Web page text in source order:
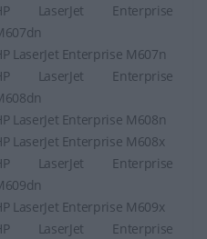
LaserJet Enterprise
LaserJet Enterprise M607n
LaserJet Enterprise
LaserJet Enterprise M608n
LaserJet Enterprise M608x
LaserJet Enterprise
LaserJet Enterprise M609x
LaserJet Enterprise